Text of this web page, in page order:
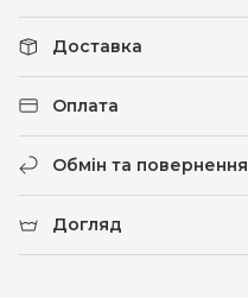
Доставка
Оплата
Обмін та повернення
Догляд